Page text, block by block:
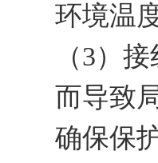
环境温
（3）
而导致
确保保